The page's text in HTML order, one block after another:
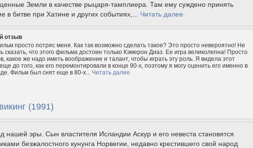
Земли в качестве рыцаря-тамплиера. Там ему суждено принять
в битве при Хатине и других событиях,... Читать далее
отзыв
просто потряс меня. Как так возможно сделать такое? Это просто невероятно! Не
сказать, что этого фильма достоин только Кэмерон Диаз. Ее игра великолепна! Просто
какое же надо иметь воображение и талант, чтобы играть эту роль. Я видела этот
до того, как его перемонтировали в конце 90-х, поэтому я могу оценить его именно в
Фильм был снят еще в 80-х... Читать далее
(1991)
нашей эры. Сын властителя Исландии Аскур и его невеста становятся
безжалостного кунунга Норвегии, недавно крестившего свой народ